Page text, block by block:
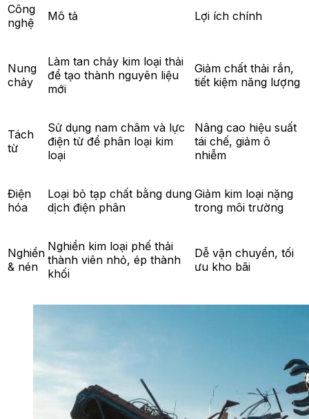
Công
nghệ
Mô tả Lợi ích chính
Nung
chảy
Làm tan chảy kim loại thải
để tạo thành nguyên liệu
mới
Giảm chất thải rắn,
tiết kiệm năng lượng
Tách
từ
Sử dụng nam châm và lực
điện từ để phân loại kim
loại
Nâng cao hiệu suất
tái chế, giảm ô
nhiễm
Điện
hóa
Loại bỏ tạp chất bằng dung
dịch điện phân
Giảm kim loại nặng
trong môi trường
Nghiền
& nén
Nghiền kim loại phế thải
thành viên nhỏ, ép thành
khối
Dễ vận chuyển, tối
ưu kho bãi